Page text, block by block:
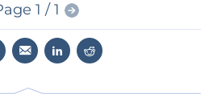
des téléspectateurs en zone
1 / 1